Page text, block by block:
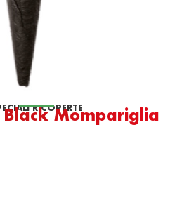
RICOPERTE
Black Mompariglia